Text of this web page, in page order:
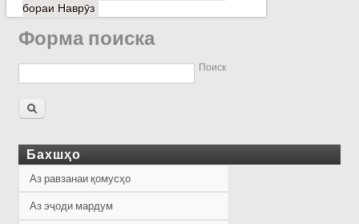
бораи Наврӯз
Форма поиска
Поиск
Бахшҳо
Аз равзанаи қомусҳо
Аз эҷоди мардум